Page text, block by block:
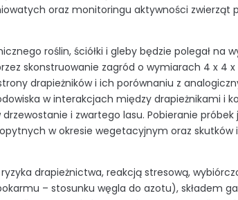
oraz monitoringu aktywności
roślin, ściółki i gleby będzie polegał na
skonstruowanie zagród o wymiarach 4 x 4 x
drapieżników i ich porównaniu z
w interakcjach między drapieżnikami i
i zwartego lasu. Pobieranie
w okresie wegetacyjnym oraz
drapieżnictwa, reakcją stresową,
– stosunku węgla do azotu), składem